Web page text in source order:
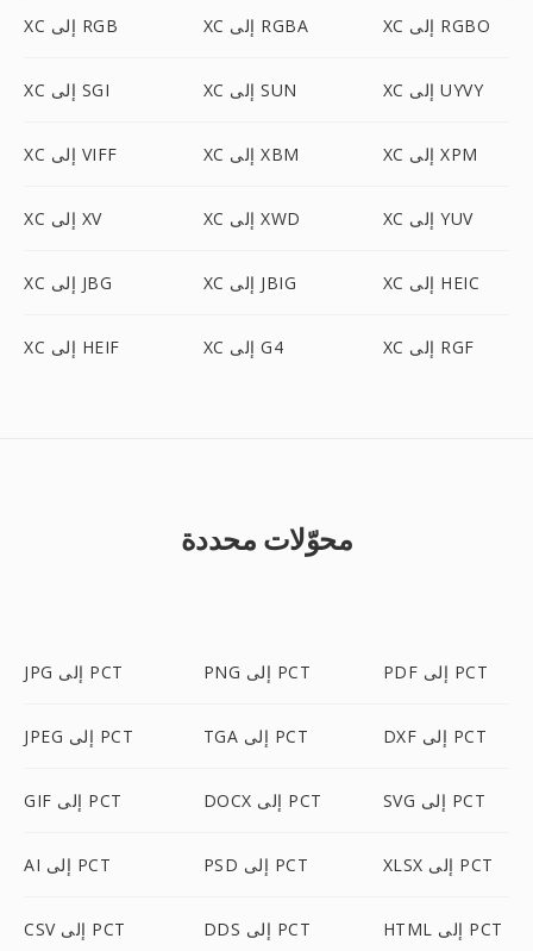
XC إلى RGB XC إلى RGBA XC إلى RGBO
XC إلى SGI XC إلى SUN XC إلى UYVY
XC إلى VIFF XC إلى XBM XC إلى XPM
XC إلى XV XC إلى XWD XC إلى YUV
XC إلى JBG XC إلى JBIG XC إلى HEIC
XC إلى HEIF XC إلى G4 XC إلى RGF
محوّلات محددة
JPG إلى PCT PNG إلى PCT PDF إلى PCT
JPEG إلى PCT TGA إلى PCT DXF إلى PCT
GIF إلى PCT DOCX إلى PCT SVG إلى PCT
AI إلى PCT PSD إلى PCT XLSX إلى PCT
CSV إلى PCT DDS إلى PCT HTML إلى PCT